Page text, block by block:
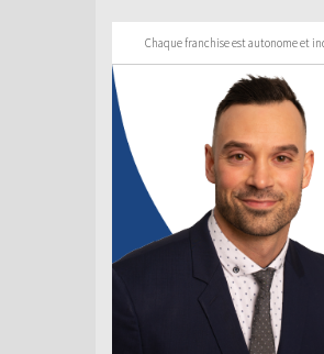
Chaque franchise est autonome et